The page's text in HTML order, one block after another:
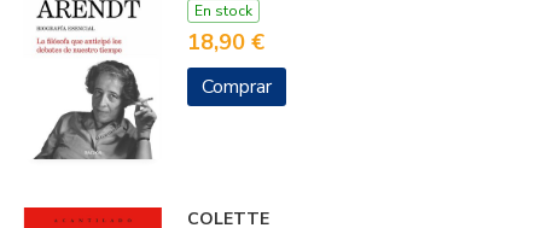
En stock
18,90 €
Comprar
COLETTE